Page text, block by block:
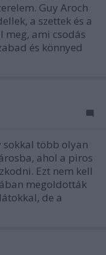
Guy Aroch
a szettek és a
meg, ami csodás
és könnyed
sokkal több olyan
ahol a piros
Ezt nem kell
megoldották
de a